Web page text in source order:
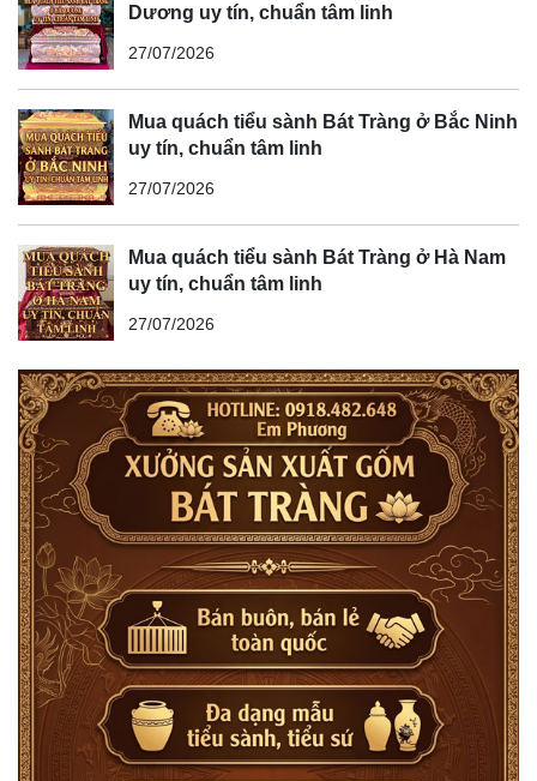
Dương uy tín, chuẩn tâm linh
27/07/2026
Mua quách tiểu sành Bát Tràng ở Bắc Ninh
uy tín, chuẩn tâm linh
27/07/2026
Mua quách tiểu sành Bát Tràng ở Hà Nam
uy tín, chuẩn tâm linh
27/07/2026